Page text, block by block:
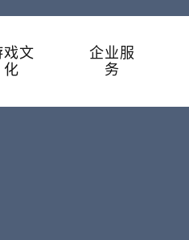
戏文
化
企业服
务